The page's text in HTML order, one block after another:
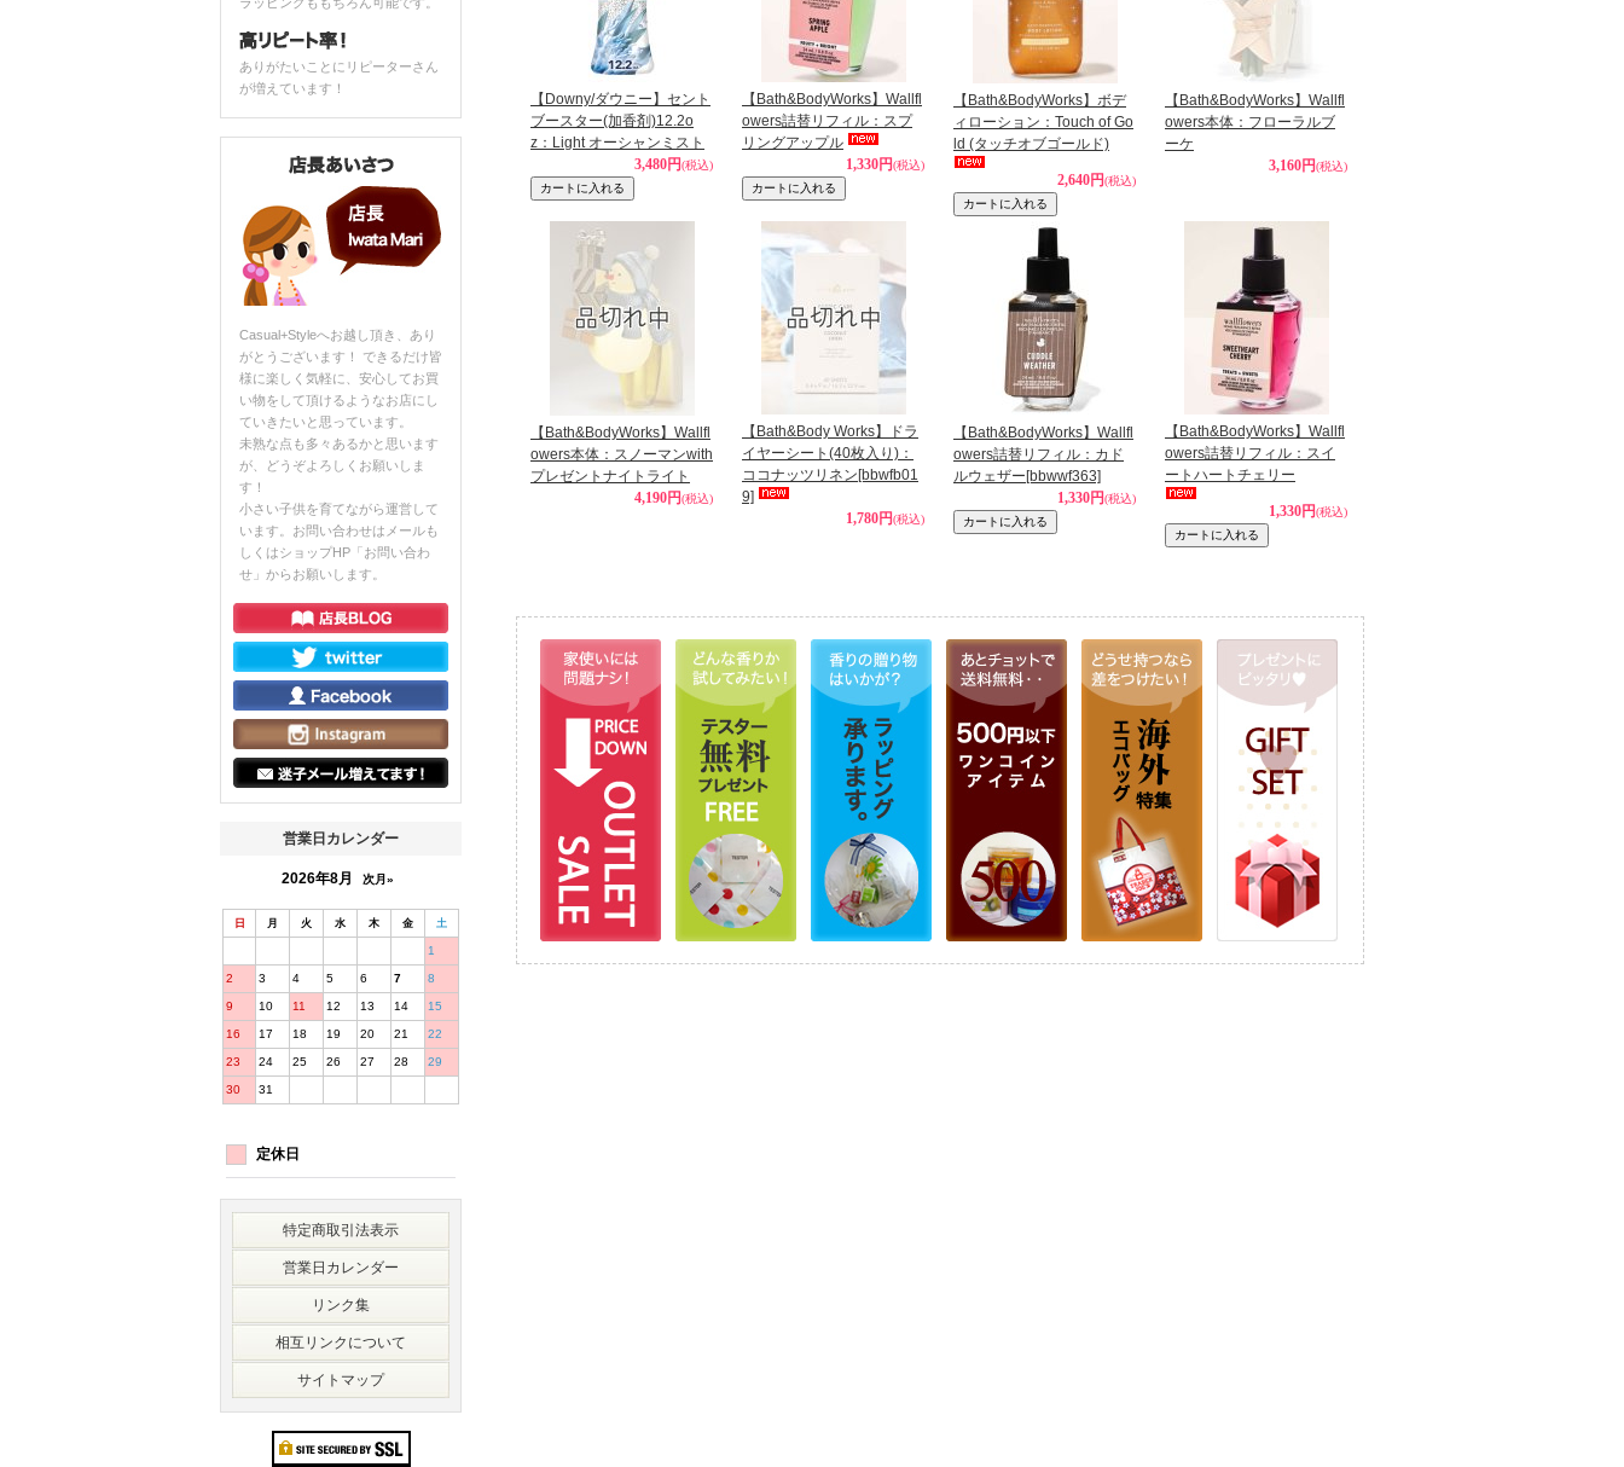
ありがたいことにリピーターさん
が増えています！
Casual+Styleへお越し頂き、あり
がとうございます！ できるだけ皆
様に楽しく気軽に、安心してお買
い物をして頂けるようなお店にし
ていきたいと思っています。
未熟な点も多々あるかと思います
が、どうぞよろしくお願いしま
す！
小さい子供を育てながら運営して
います。お問い合わせはメールも
しくはショップHP「お問い合わ
せ」からお願いします。
営業日カレンダー
2026年8月 次月»
日 月 火 水 木 金 土
1
2 3 4 5 6 7 8
9 10 11 12 13 14 15
16 17 18 19 20 21 22
23 24 25 26 27 28 29
30 31
定休日
特定商取引法表示
営業日カレンダー
リンク集
相互リンクについて
サイトマップ
【Downy/ダウニー】セント
ブースター(加香剤)12.2o
z：Light オーシャンミスト
3,480円(税込)
【Bath&BodyWorks】Wallfl
owers詰替リフィル：スプ
リングアップル
1,330円(税込)
【Bath&BodyWorks】ボデ
ィローション：Touch of Go
ld (タッチオブゴールド)
2,640円(税込)
【Bath&BodyWorks】Wallfl
owers本体：フローラルブ
ーケ
3,160円(税込)
【Bath&BodyWorks】Wallfl
owers本体：スノーマンwith
プレゼントナイトライト
4,190円(税込)
【Bath&Body Works】ドラ
イヤーシート(40枚入り)：
ココナッツリネン [bbwfb01
9]
1,780円(税込)
【Bath&BodyWorks】Wallfl
owers詰替リフィル：カド
ルウェザー [bbwwf363]
1,330円(税込)
【Bath&BodyWorks】Wallfl
owers詰替リフィル：スイ
ートハートチェリー
1,330円(税込)